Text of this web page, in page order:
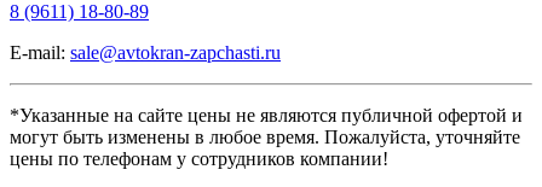
8 (9611) 18-80-89
E-mail: sale@avtokran-zapchasti.ru
*Указанные на сайте цены не являются публичной офертой и
могут быть изменены в любое время. Пожалуйста, уточняйте
цены по телефонам у сотрудников компании!